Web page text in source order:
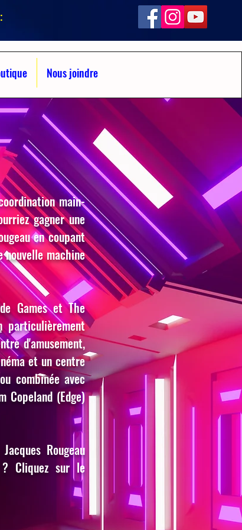
Nous joindre
main-
gagner une
en coupant
machine
Games et The
d'amusement,
et un centre
combinée avec
Copeland (Edge)
Rougeau
Cliquez sur le